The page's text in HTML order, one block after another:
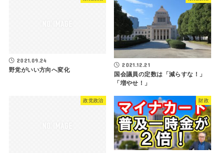
2021.09.24
野党がいい方向へ変化
2021.12.21
国会議員の定数は「減らすな！」
「増やせ！」
政党政治 財政